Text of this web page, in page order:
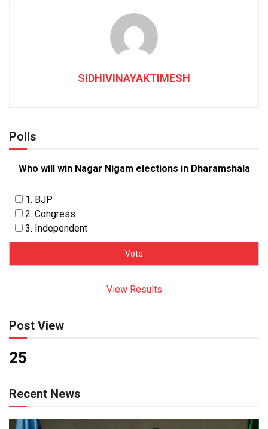
SIDHIVINAYAKTIMESH
Polls
Who will win Nagar Nigam elections in Dharamshala
1. BJP
2. Congress
3. Independent
View Results
Post View
25
Recent News